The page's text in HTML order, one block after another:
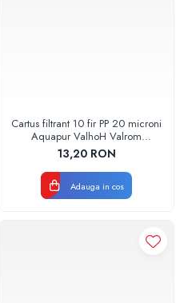
Cartus filtrant 10 fir PP 20 microni
Aquapur ValhoH Valrom
AQUA07000210020
13,20 RON
Adauga in cos